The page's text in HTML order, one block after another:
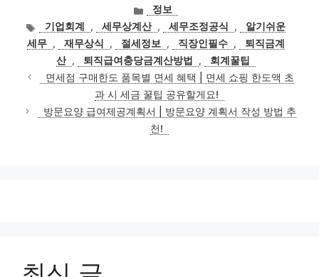
카
테
고
리
정보
태
그
기업회계 , 세무상계산 , 세무조정공식 ,
알기쉬운
세무 , 재무상식 , 절세정보 , 직장인필수 ,
퇴직금계
산 , 퇴직급여충당금계산방법 ,
회계꿀팁
면세점 구매한도 품목별 면세 혜택 | 면세 쇼핑 한도액 초
과 시 세금 꿀팁 공유할게요!
방문요양 급여제공계획서 | 방문요양 계획서 작성 방법 추
천!